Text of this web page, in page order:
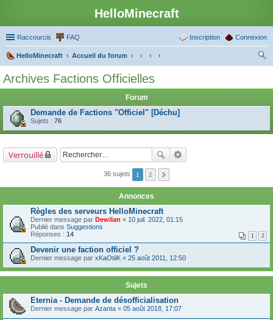
HelloMinecraft
Raccourcis FAQ Connexion
Inscription
HelloMinecraft
Accueil du forum
Archives Factions Officielles
Forum
Demande de Factions "Officiel" [Déchu]
Sujets : 76
Verrouillé
36 sujets 1 2
Annonces
Règles des serveurs HelloMinecraft
Dernier message par Dewilan « 10 juil. 2022, 01:15
Publié dans Suggestions
Réponses : 14 1 2
Devenir une faction officiel ?
Dernier message par xKaOtiiK « 25 août 2011, 12:50
Sujets
Eternia - Demande de désofficialisation
Dernier message par Azanta « 05 août 2018, 17:07